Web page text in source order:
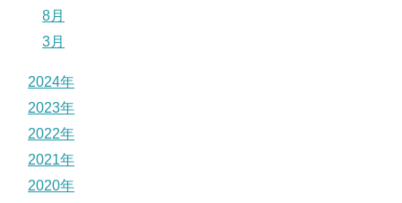
8月
3月
2024年
2023年
2022年
2021年
2020年